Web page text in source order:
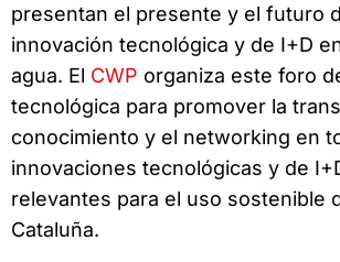
presentan el presente y el futuro
innovación tecnológica y de I+D
agua. El CWP organiza este foro
tecnológica para promover la
conocimiento y el networking en
innovaciones tecnológicas y de
relevantes para el uso sostenible
Cataluña.